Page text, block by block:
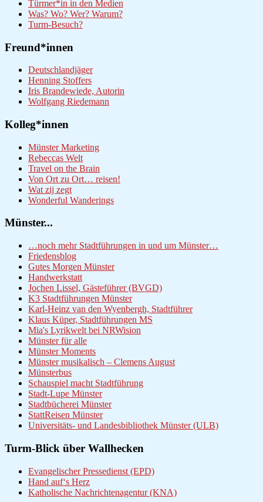
Türmer*in in den Medien
Was? Wo? Wer? Warum?
Turm-Besuch?
Freund*innen
Deutschlandjäger
Henning Stoffers
Iris Brandewiede, Autorin
Wolfgang Riedemann
Kolleg*innen
Münster Marketing
Rebeccas Welt
Travel on the Brain
Von Ort zu Ort… reisen!
Wat zij zegt
Wonderful Wanderings
Münster...
…noch mehr Stadtführungen in und um Münster…
Friedensblog
Gutes Morgen Münster
Handwerkstatt
Jochen Lissel, Gästeführer (BVGD)
K3 Stadtführungen Münster
Karl-Heinz van den Wyenbergh, Stadtführer
Klaus Küper, Stadtführungen MS
Mia's Lyrikwelt bei NRWision
Münster für alle
Münster Moments
Münster musikalisch – Clemens August
Münsterbus
Schauspiel macht Stadtführung
Stadt-Lupe Münster
Stadtbücherei Münster
StattReisen Münster
Universitäts- und Landesbibliothek Münster (ULB)
Turm-Blick über Wallhecken
Evangelischer Pressedienst (EPD)
Hand auf‘s Herz
Katholische Nachrichtenagentur (KNA)